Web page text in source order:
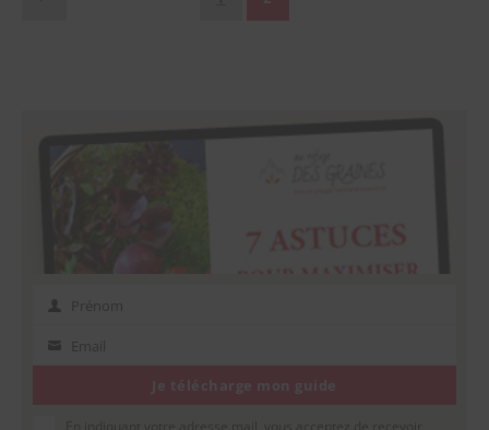
PrénomPrénom
EmailEmail
Je télécharge mon guide